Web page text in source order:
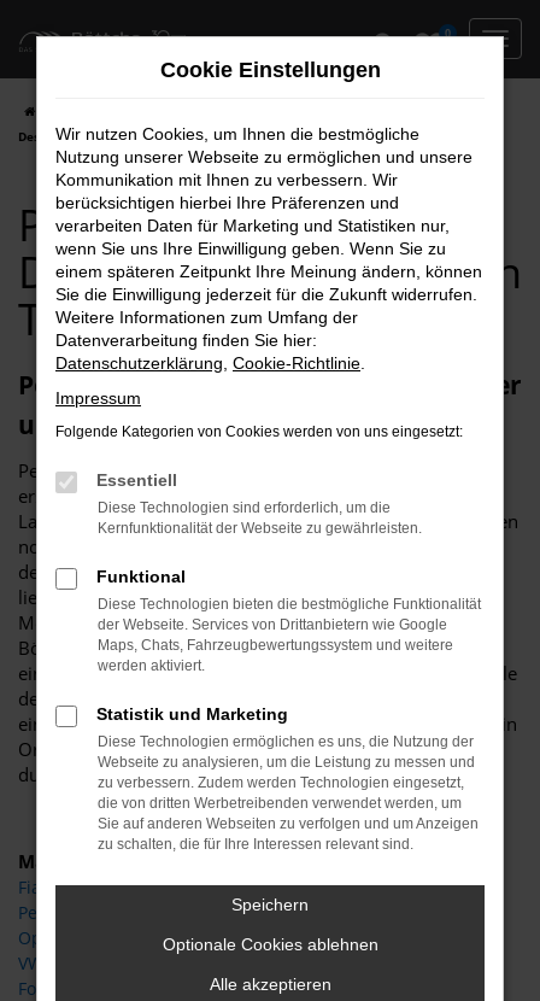
Zum
springen
0
Dessau Gebrauchtwagen Top Angebote
Peugeot Rifter für
Dessau Gebrauchtwagen
Top Angebote
Peugeot Rifter Gebrauchtwagen – sicher
und sorglos unterwegs in Dessau
Peugeot Rifter Gebrauchtwagen zeichnen sich durch
erstklassige Qualität aus. Allgemein bekannt ist die
Langlebigkeit dieses Fahrzeugs, das auch in älteren Auflagen
noch voll und ganz auf Höhe der Zeit fährt. Wenn Sie nach
dem passenden fahrbaren Untersatz für Dessau suchen,
liegen Sie goldrichtig und sichern sich viele Jahre sorglose
Mobilität. Natürlich bevorzugen auch wir vom Autohaus
Böttche junge Gebrauchtwagen und geben Ihnen für deren
einwandfreie Qualität eine Garantie. Des Weiteren sind viele
der Peugeot Rifter Gebrauchtwagen für Dessau mitsamt
eines Scheckhefts im Angebot und somit ist alles tipptopp in
Ordnung. Dass dies ganz sicher der Fall ist, sichern wir
durch die Arbeit unserer Kfz-Meisterwerkstatt.
Marken
Fiat
Peugeot
Opel
VW
Ford
Cookie Einstellungen
Wir nutzen Cookies, um Ihnen die bestmögliche
Nutzung unserer Webseite zu ermöglichen und unsere
Kommunikation mit Ihnen zu verbessern. Wir
berücksichtigen hierbei Ihre Präferenzen und
verarbeiten Daten für Marketing und Statistiken nur,
wenn Sie uns Ihre Einwilligung geben. Wenn Sie zu
einem späteren Zeitpunkt Ihre Meinung ändern, können
Sie die Einwilligung jederzeit für die Zukunft widerrufen.
Weitere Informationen zum Umfang der
Datenverarbeitung finden Sie hier:
Datenschutzerklärung Cookie-Richtlinie
Impressum
Folgende Kategorien von Cookies werden von uns eingesetzt:
Essentiell
Diese Technologien sind erforderlich, um die
Kernfunktionalität der Webseite zu gewährleisten.
Funktional
Diese Technologien bieten die bestmögliche Funktionalität
der Webseite. Services von Drittanbietern wie Google
Maps, Chats, Fahrzeugbewertungssystem und weitere
werden aktiviert.
Statistik und Marketing
Diese Technologien ermöglichen es uns, die Nutzung der
Webseite zu analysieren, um die Leistung zu messen und
zu verbessern. Zudem werden Technologien eingesetzt,
die von dritten Werbetreibenden verwendet werden, um
Sie auf anderen Webseiten zu verfolgen und um Anzeigen
zu schalten, die für Ihre Interessen relevant sind.
Speichern
Optionale Cookies ablehnen
Alle akzeptieren